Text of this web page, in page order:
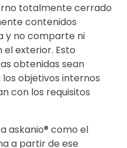
totalmente cerrado
contenidos
y no comparte ni
exterior. Esto
obtenidas sean
objetivos internos
con los requisitos
askanio® como el
a partir de ese